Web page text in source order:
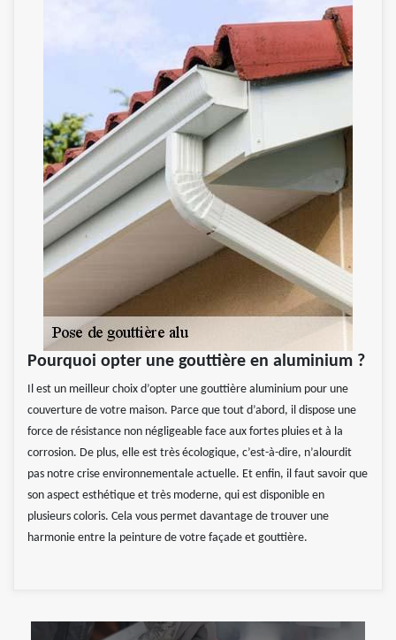
Pourquoi opter une gouttière en aluminium ?
Il est un meilleur choix d’opter une gouttière aluminium pour une
couverture de votre maison. Parce que tout d’abord, il dispose une
force de résistance non négligeable face aux fortes pluies et à la
corrosion. De plus, elle est très écologique, c’est-à-dire, n’alourdit
pas notre crise environnementale actuelle. Et enfin, il faut savoir que
son aspect esthétique et très moderne, qui est disponible en
plusieurs coloris. Cela vous permet davantage de trouver une
harmonie entre la peinture de votre façade et gouttière.